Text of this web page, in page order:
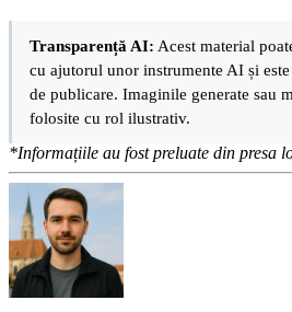
Transparență AI: Acest material
cu ajutorul unor instrumente AI și
de publicare. Imaginile generate sau
folosite cu rol ilustrativ.
*Informațiile au fost preluate din presa